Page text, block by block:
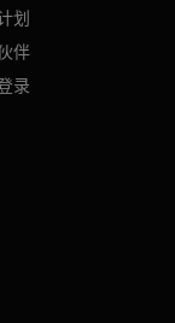
划
伴
录